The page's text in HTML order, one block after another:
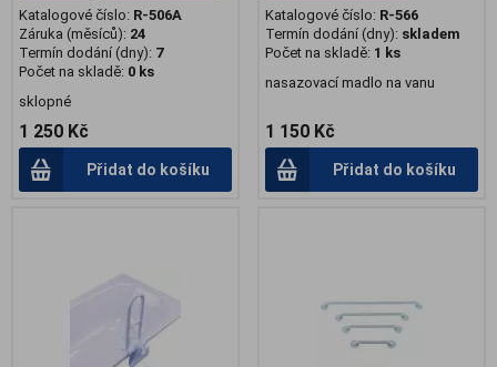
Katalogové číslo: R-506A
Záruka (měsíců): 24
Termín dodání (dny): 7
Počet na skladě: 0 ks
sklopné
1 250 Kč
Přidat do košíku
Katalogové číslo: R-566
Termín dodání (dny): skladem
Počet na skladě: 1 ks
nasazovací madlo na vanu
1 150 Kč
Přidat do košíku